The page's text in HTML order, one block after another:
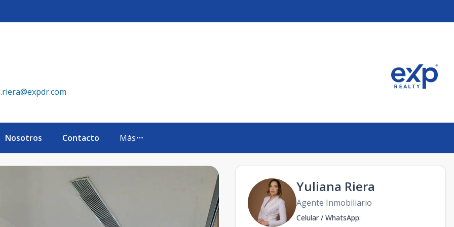
Nosotros Contacto Más
Yuliana Riera
Agente Inmobiliario
Celular / WhatsApp:
- eXp Realty República Dominicana